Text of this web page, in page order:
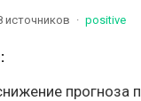
источников positive
прогноза